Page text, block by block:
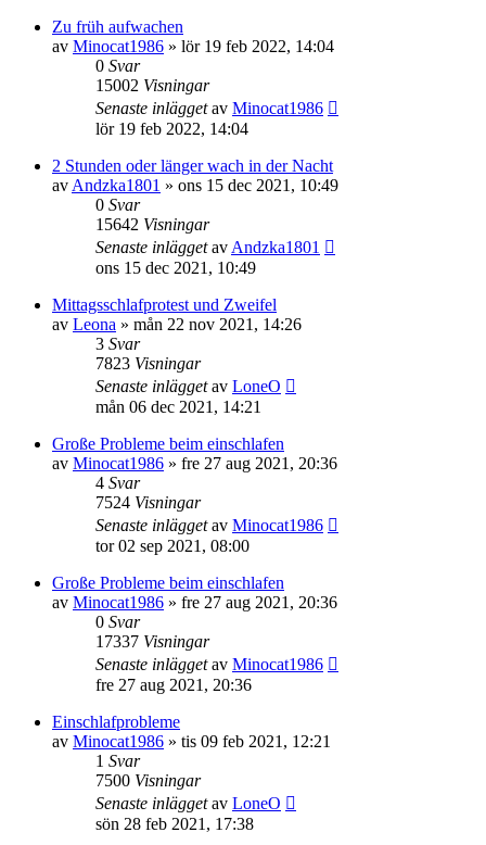
Zu früh aufwachen
av Minocat1986 » lör 19 feb 2022, 14:04
0 Svar
15002 Visningar
Senaste inläggetav Minocat1986
lör 19 feb 2022, 14:04
2 Stunden oder länger wach in der Nacht
av Andzka1801 » ons 15 dec 2021, 10:49
0 Svar
15642 Visningar
Senaste inläggetav Andzka1801
ons 15 dec 2021, 10:49
Mittagsschlafprotest und Zweifel
av Leona » mån 22 nov 2021, 14:26
3 Svar
7823 Visningar
Senaste inläggetav LoneO
mån 06 dec 2021, 14:21
Große Probleme beim einschlafen
av Minocat1986 » fre 27 aug 2021, 20:36
4 Svar
7524 Visningar
Senaste inläggetav Minocat1986
tor 02 sep 2021, 08:00
Große Probleme beim einschlafen
av Minocat1986 » fre 27 aug 2021, 20:36
0 Svar
17337 Visningar
Senaste inläggetav Minocat1986
fre 27 aug 2021, 20:36
Einschlafprobleme
av Minocat1986 » tis 09 feb 2021, 12:21
1 Svar
7500 Visningar
Senaste inläggetav LoneO
sön 28 feb 2021, 17:38